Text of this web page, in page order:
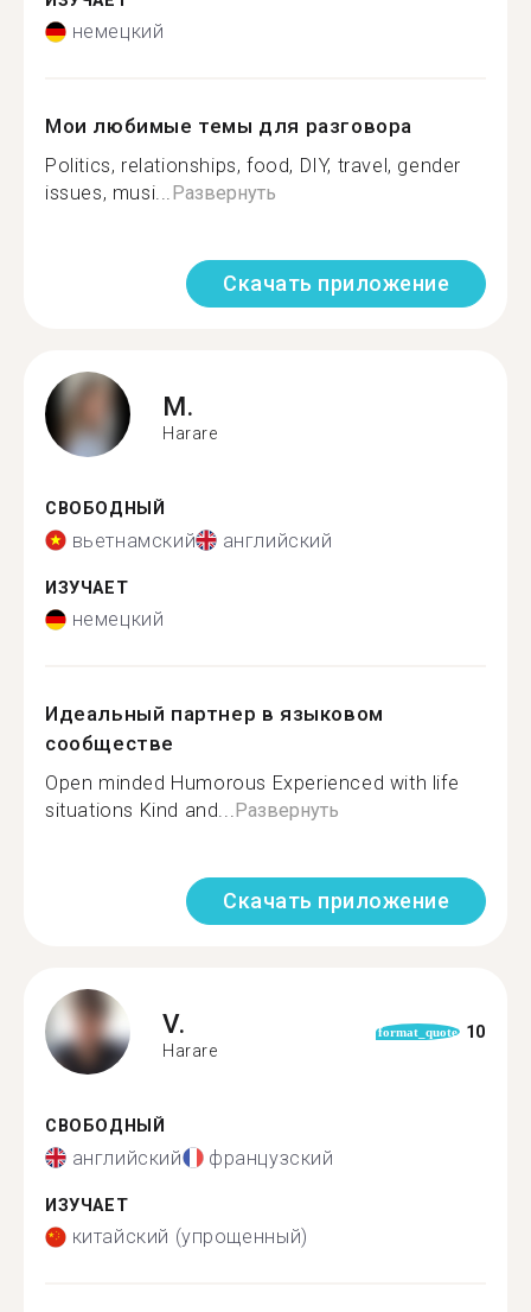
немецкий
Мои любимые темы для разговора
Politics, relationships, food, DIY, travel, gender
issues, musi...Развернуть
Скачать приложение
M.
Harare
СВОБОДНЫЙ
вьетнамский английский
ИЗУЧАЕТ
немецкий
Идеальный партнер в языковом
сообществе
Open minded Humorous Experienced with life
situations Kind and...Развернуть
Скачать приложение
V.
Harare
format_quote 10
СВОБОДНЫЙ
английский французский
ИЗУЧАЕТ
китайский (упрощенный)